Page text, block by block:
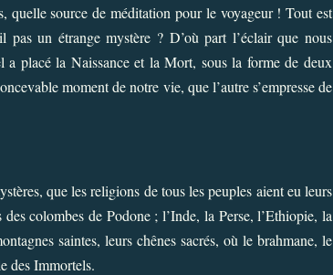
quelle source de méditation pour le voyageur ! Tout est
pas un étrange mystère ? D’où part l’éclair que nous
a placé la Naissance et la Mort, sous la forme de deux
moment de notre vie, que l’autre s’empresse de
que les religions de tous les peuples aient eu leurs
colombes de Podone ; l’Inde, la Perse, l’Ethiopie, la
saintes, leurs chênes sacrés, où le brahmane, le
des Immortels.